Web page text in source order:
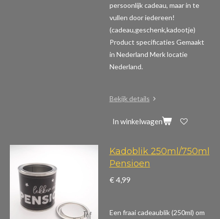
persoonlijk cadeau, maar in te
vullen door iedereen!
(cadeau,geschenk,kadootje)
Product specificaties Gemaakt
in Nederland Merk locatie
Nederland.
Bekijk details
In winkelwagen
Kadoblik 250ml/750ml
Pensioen
€ 4,99
Een fraai cadeaublik (250ml) om